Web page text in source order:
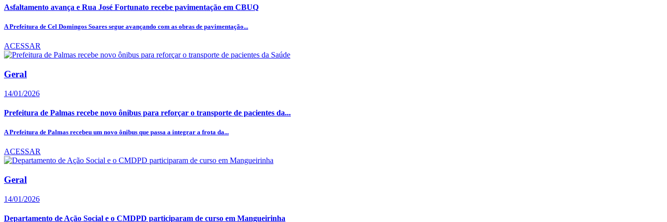
Asfaltamento avança e Rua José Fortunato recebe pavimentação em CBUQ
A Prefeitura de Cel Domingos Soares segue avançando com as obras de pavimentação...
ACESSAR
Geral
14/01/2026
Prefeitura de Palmas recebe novo ônibus para reforçar o transporte de pacientes da...
A Prefeitura de Palmas recebeu um novo ônibus que passa a integrar a frota da...
ACESSAR
Geral
14/01/2026
Departamento de Ação Social e o CMDPD participaram de curso em Mangueirinha